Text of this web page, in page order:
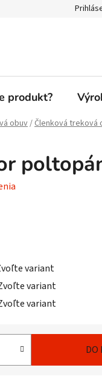
produkt?
obuv/Členková treková
variant
variant
variant
DO